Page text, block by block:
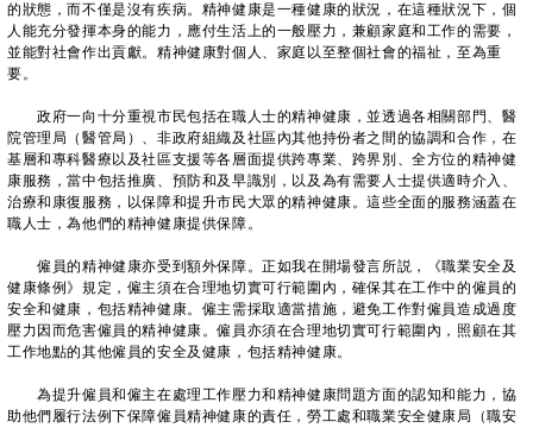
的狀態，而不僅是沒有疾病。精神健康是一種健康的狀況，在這種狀況下，個
人能充分發揮本身的能力，應付生活上的一般壓力，兼顧家庭和工作的需要，
並能對社會作出貢獻。精神健康對個人、家庭以至整個社會的福祉，至為重
要。
政府一向十分重視市民包括在職人士的精神健康，並透過各相關部門、醫
院管理局（醫管局）、非政府組織及社區內其他持份者之間的協調和合作，在
基層和專科醫療以及社區支援等各層面提供跨專業、跨界別、全方位的精神健
康服務，當中包括推廣、預防和及早識別，以及為有需要人士提供適時介入、
治療和康復服務，以保障和提升市民大眾的精神健康。這些全面的服務涵蓋在
職人士，為他們的精神健康提供保障。
僱員的精神健康亦受到額外保障。正如我在開場發言所説，《職業安全及
健康條例》規定，僱主須在合理地切實可行範圍內，確保其在工作中的僱員的
安全和健康，包括精神健康。僱主需採取適當措施，避免工作對僱員造成過度
壓力因而危害僱員的精神健康。僱員亦須在合理地切實可行範圍內，照顧在其
工作地點的其他僱員的安全及健康，包括精神健康。
為提升僱員和僱主在處理工作壓力和精神健康問題方面的認知和能力，協
助他們履行法例下保障僱員精神健康的責任，勞工處和職業安全健康局（職安